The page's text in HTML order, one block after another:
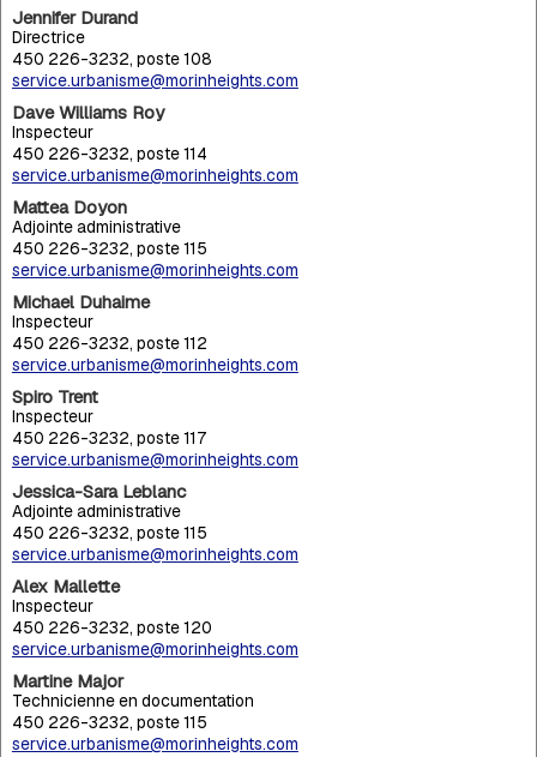
Jennifer Durand
Directrice
450 226-3232, poste 108
service.urbanisme@morinheights.com
Dave Williams Roy
Inspecteur
450 226-3232, poste 114
service.urbanisme@morinheights.com
Mattea Doyon
Adjointe administrative
450 226-3232, poste 115
service.urbanisme@morinheights.com
Michael Duhaime
Inspecteur
450 226-3232, poste 112
service.urbanisme@morinheights.com
Spiro Trent
Inspecteur
450 226-3232, poste 117
service.urbanisme@morinheights.com
Jessica-Sara Leblanc
Adjointe administrative
450 226-3232, poste 115
service.urbanisme@morinheights.com
Alex Mallette
Inspecteur
450 226-3232, poste 120
service.urbanisme@morinheights.com
Martine Major
Technicienne en documentation
450 226-3232, poste 115
service.urbanisme@morinheights.com